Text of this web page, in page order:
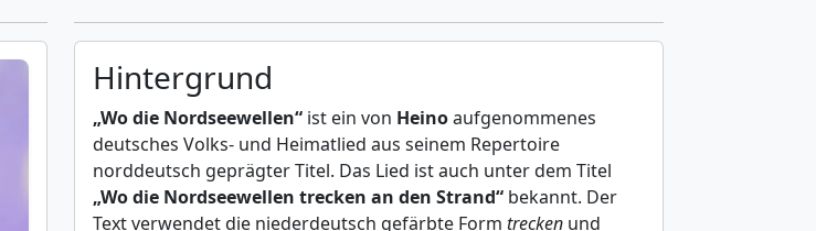
Hintergrund
„Wo die Nordseewellen“ ist ein von Heinoaufgenommenes
deutsches Volks- und Heimatlied aus seinem Repertoire
norddeutsch geprägter Titel. Das Lied ist auch unter dem Titel
„Wo die Nordseewellen trecken an den Strand“ bekannt. Der
Text verwendet die niederdeutsch gefärbte Form trecken und